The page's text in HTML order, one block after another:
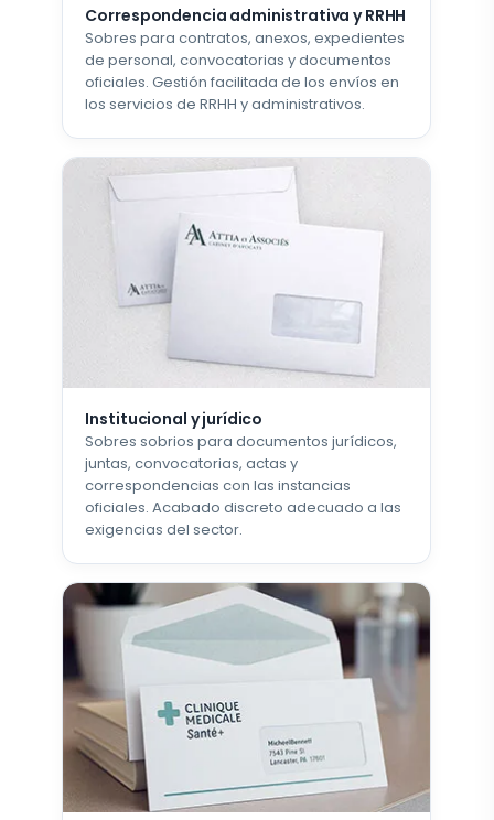
Correspondencia administrativa y RRHH
Sobres para contratos, anexos, expedientes
de personal, convocatorias y documentos
oficiales. Gestión facilitada de los envíos en
los servicios de RRHH y administrativos.
Institucional y jurídico
Sobres sobrios para documentos jurídicos,
juntas, convocatorias, actas y
correspondencias con las instancias
oficiales. Acabado discreto adecuado a las
exigencias del sector.